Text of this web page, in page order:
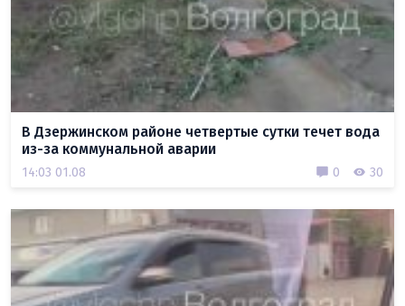
В Дзержинском районе четвертые сутки течет вода
из-за коммунальной аварии
14:03 01.08 0 30